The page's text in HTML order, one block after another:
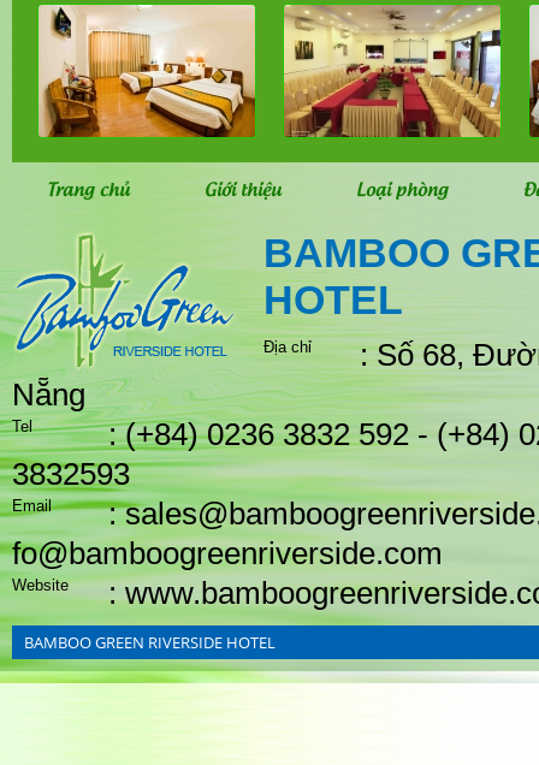
Trang chủ Giới thiệu Loại phòng
BAMBOO
HOTEL
Địa chỉ
: Số 68,
Nẵng
Tel
: (+84) 0236 3832 592 - (+84)
3832593
Email
:
fo@bamboogreenriverside.com
Website :
BAMBOO GREEN RIVERSIDE HOTEL